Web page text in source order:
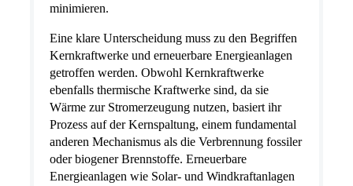
minimieren.
Eine klare Unterscheidung muss zu den Begriffen
Kernkraftwerke und erneuerbare Energieanlagen
getroffen werden. Obwohl Kernkraftwerke
ebenfalls thermische Kraftwerke sind, da sie
Wärme zur Stromerzeugung nutzen, basiert ihr
Prozess auf der Kernspaltung, einem fundamental
anderen Mechanismus als die Verbrennung fossiler
oder biogener Brennstoffe. Erneuerbare
Energieanlagen wie Solar- und Windkraftanlagen